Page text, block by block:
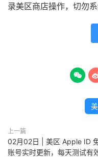
录美区商店操作，切勿系

上一篇
02月02日 | 美区 Apple ID
账号实时更新，每天测试有